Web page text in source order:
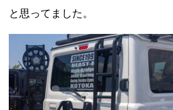
と思ってました。